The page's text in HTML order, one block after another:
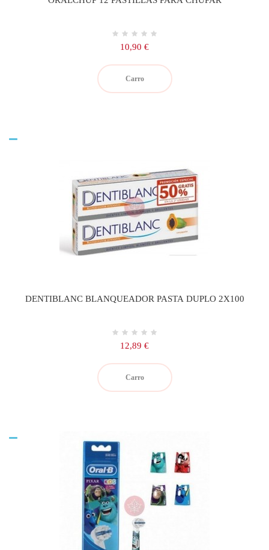
Precio
10,90 €
Carro
DENTIBLANC BLANQUEADOR PASTA DUPLO 2X100
Precio
12,89 €
Carro